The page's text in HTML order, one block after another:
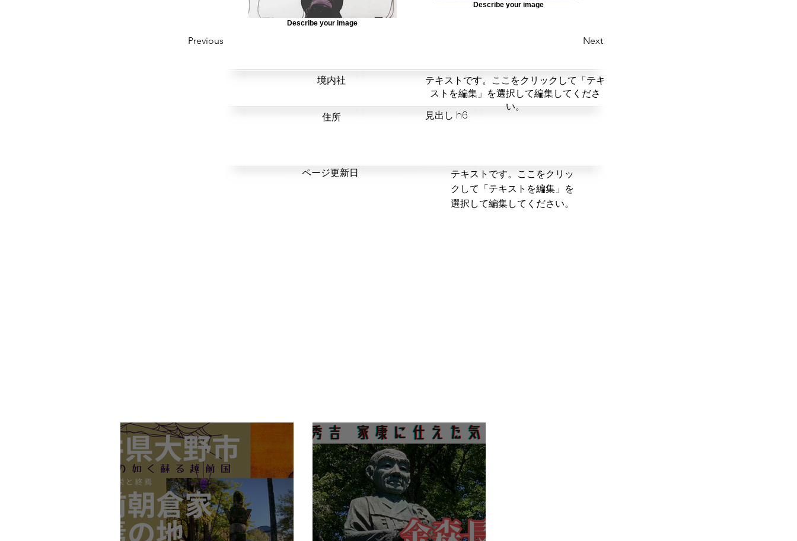
Previous
Describe your image
Describe your image
Next
テキストです。ここをクリックして「テキ
ストを編集」を選択して編集してくださ
い。
​境内社
見出し h6
​住所
​ページ更新日
テキストです。ここをクリッ
クして「テキストを編集」を
選択して編集してください。